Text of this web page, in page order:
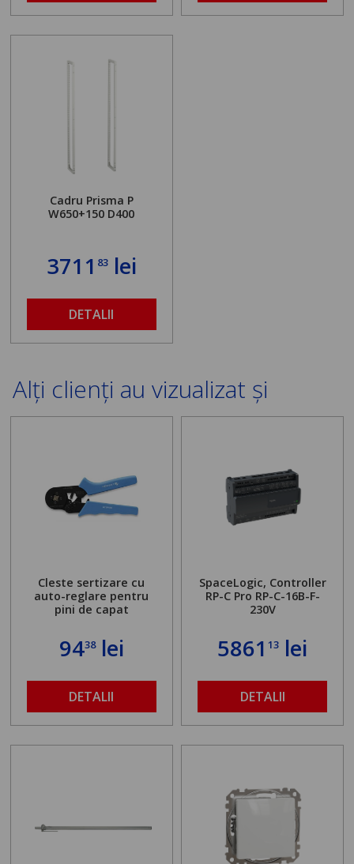
Cadru Prisma P
W650+150 D400
3711 83lei
DETALII
Alți clienți au vizualizat și
Cleste sertizare cu
auto-reglare pentru
pini de capat
9438lei
DETALII
SpaceLogic, Controller
RP-C Pro RP-C-16B-F-
230V
586113 lei
DETALII